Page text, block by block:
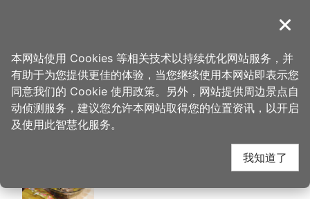
導覽
首页 > 想去的地方 > 美食、购物 > 郭记名点
郭记名点 周边店家
关闭
本网站使用 Cookies 等相关技术以持续优化网站服务，并
有助于为您提供更佳的体验，当您继续使用本网站即表示您
同意我们的 Cookie 使用政策。另外，网站提供周边景点自
动侦测服务，建议您允许本网站取得您的位置资讯，以开启
及使用此智慧化服务。
我知道了